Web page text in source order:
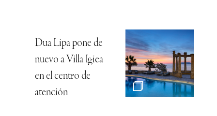
Dua Lipa pone de
nuevo a Villa Igiea
en el centro de
atención